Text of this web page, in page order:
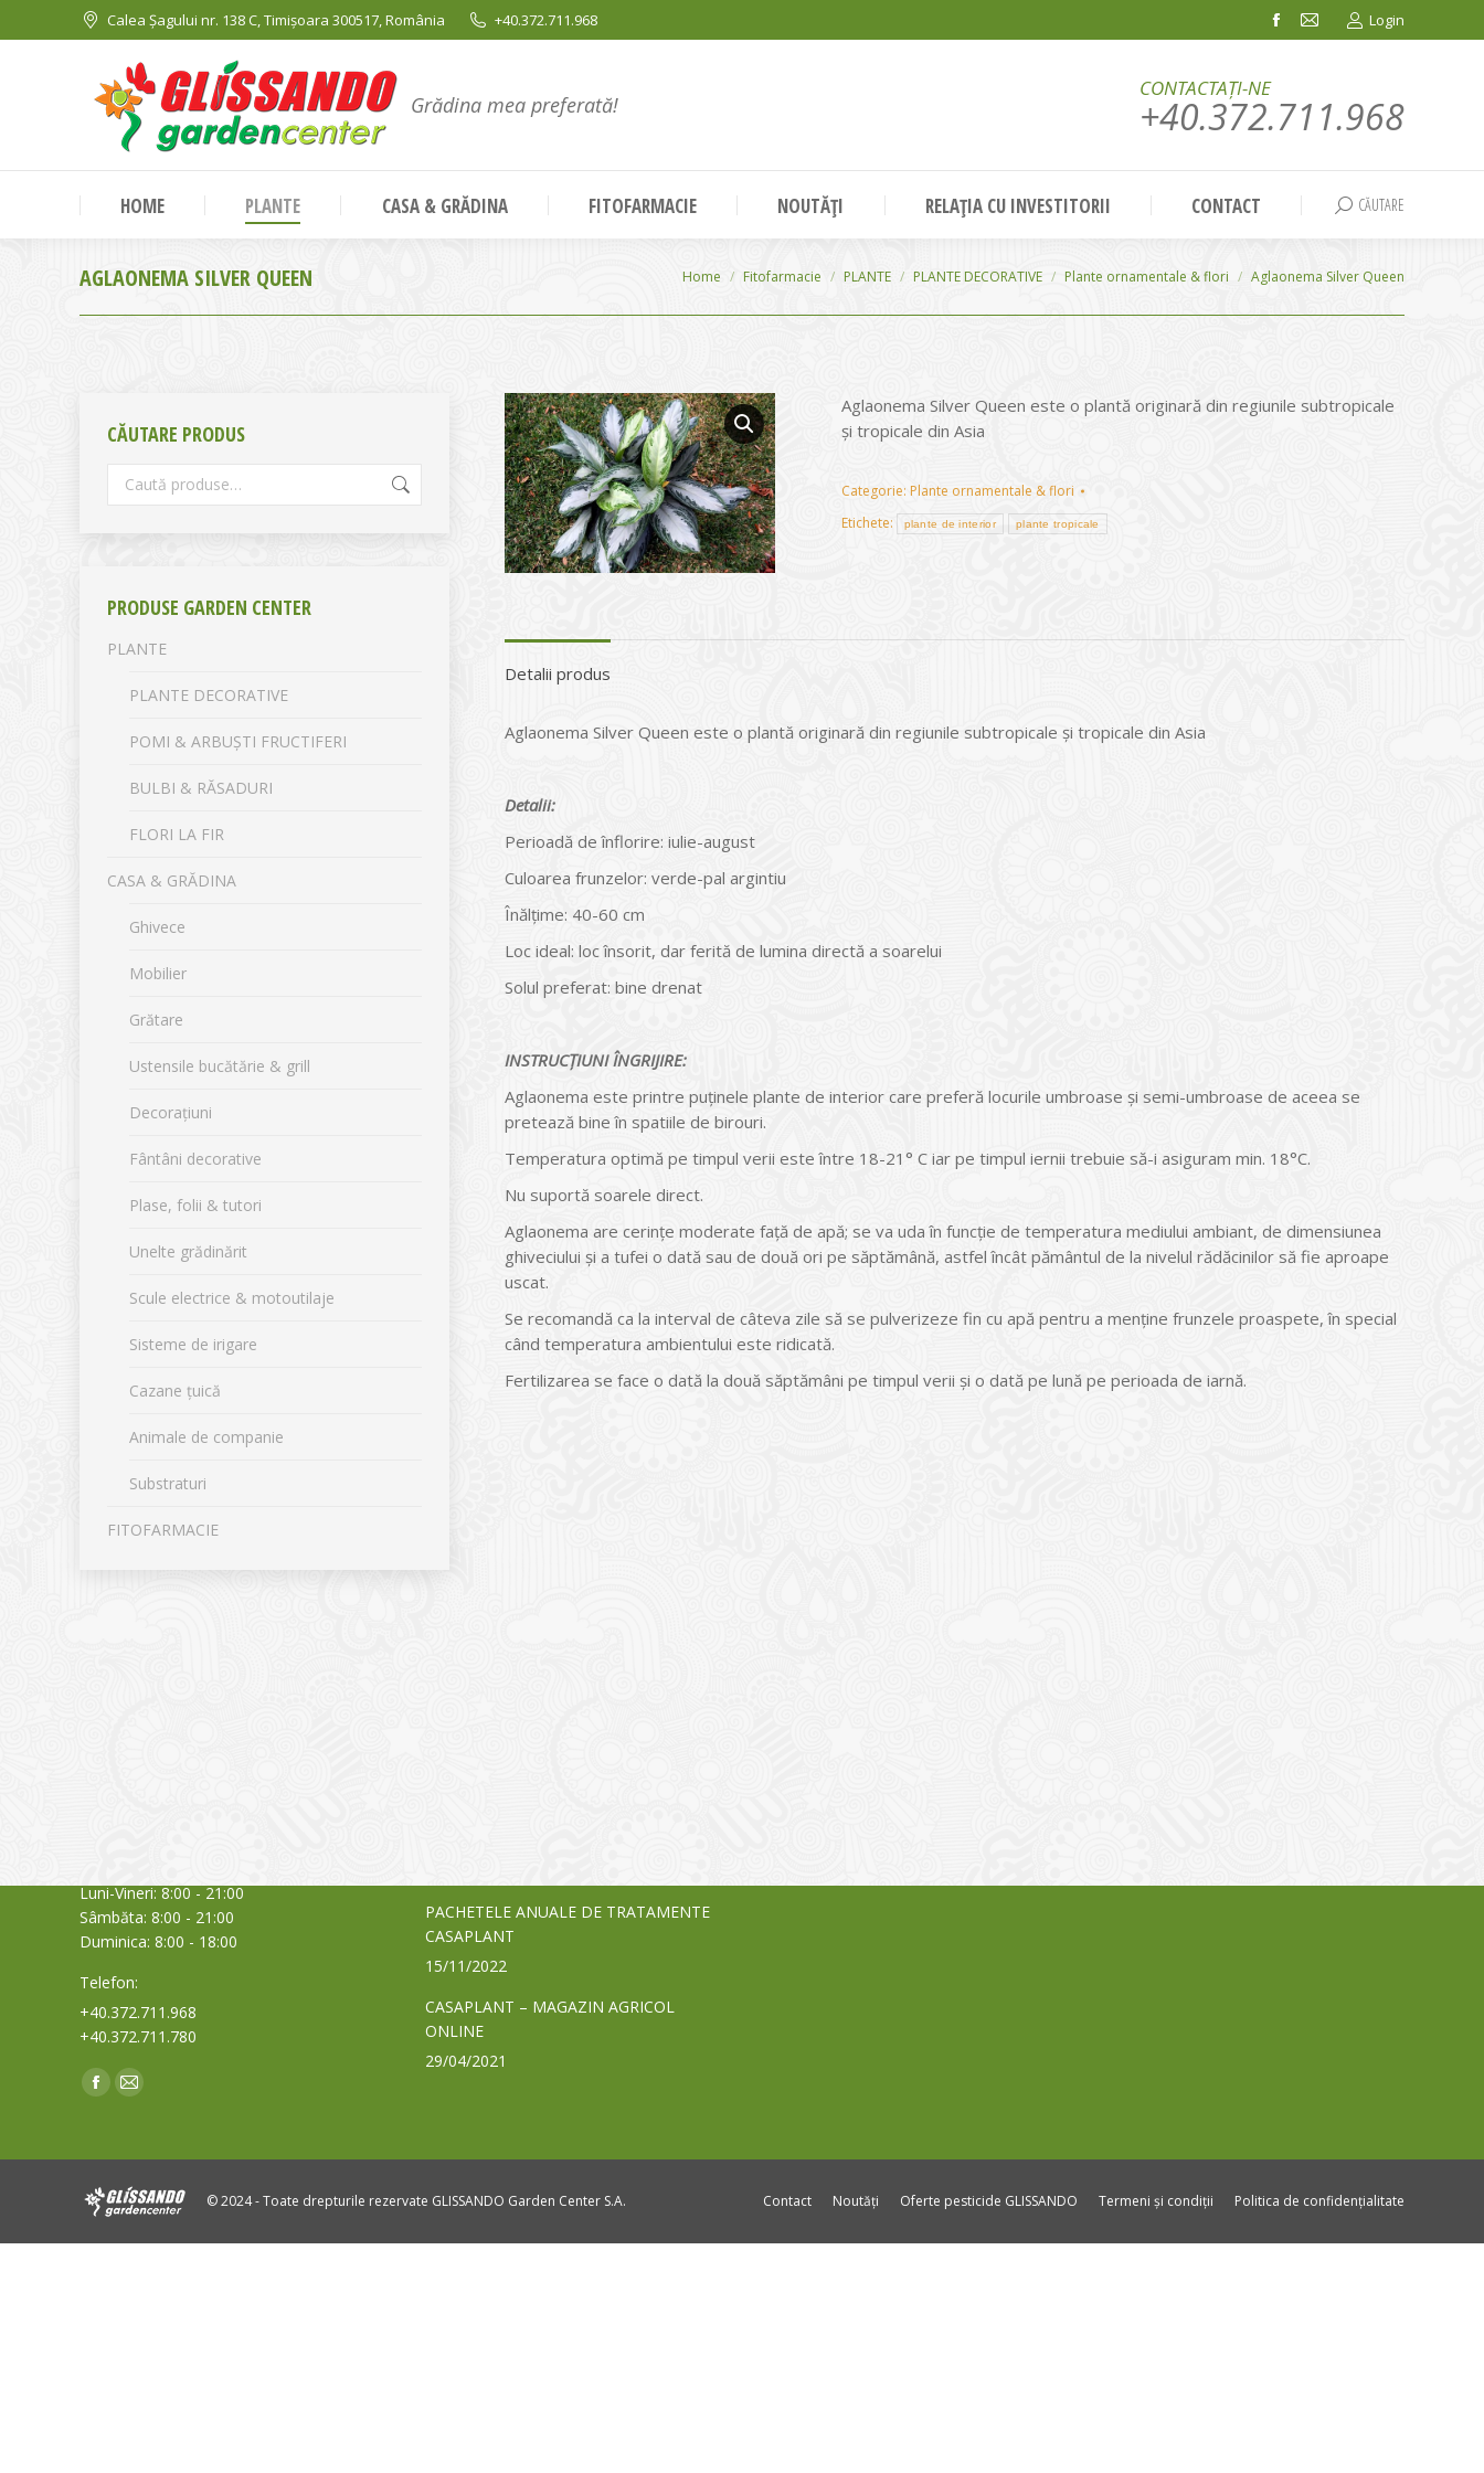
Calea Șagului nr. 138 C, Timișoara 300517, România +40.372.711.968
Facebook
in
window
Mail
in
window
Login
Grădina mea preferată!
CONTACTAȚI-NE
+40.372.711.968
HOME PLANTE CASA & GRĂDINA FITOFARMACIE NOUTĂȚI RELAȚIA CU INVESTITORII CONTACT Search:
CĂUTARE
AGLAONEMA SILVER QUEEN You are here:
Home Fitofarmacie PLANTE PLANTE DECORATIVE Plante ornamentale & flori Aglaonema Silver Queen
Aglaonema Silver Queen este o plantă originară din regiunile subtropicale
şi tropicale din Asia
Categorie: Plante ornamentale & flori
Etichete:
plante de interior plante tropicale
Detalii produs
Aglaonema Silver Queen este o plantă originară din regiunile subtropicale şi tropicale din Asia
Detalii:
Perioadă de înflorire: iulie-august
Culoarea frunzelor: verde-pal argintiu
Înălțime: 40-60 cm
Loc ideal: loc însorit, dar ferită de lumina directă a soarelui
Solul preferat: bine drenat
INSTRUCŢIUNI ÎNGRIJIRE:
Aglaonema este printre puţinele plante de interior care preferă locurile umbroase şi semi-umbroase de aceea se
pretează bine în spatiile de birouri.
Temperatura optimă pe timpul verii este între 18-21° C iar pe timpul iernii trebuie să-i asiguram min. 18°C.
Nu suportă soarele direct.
Aglaonema are cerinţe moderate faţă de apă; se va uda în funcţie de temperatura mediului ambiant, de dimensiunea
ghiveciului şi a tufei o dată sau de două ori pe săptămână, astfel încât pământul de la nivelul rădăcinilor să fie aproape
uscat.
Se recomandă ca la interval de câteva zile să se pulverizeze fin cu apă pentru a menţine frunzele proaspete, în special
când temperatura ambientului este ridicată.
Fertilizarea se face o dată la două săptămâni pe timpul verii şi o dată pe lună pe perioada de iarnă.
CĂUTARE PRODUS
PRODUSE GARDEN CENTER
PLANTE
PLANTE DECORATIVE
POMI & ARBUȘTI FRUCTIFERI
BULBI & RĂSADURI
FLORI LA FIR
CASA & GRĂDINA
Ghivece
Mobilier
Grătare
Ustensile bucătărie & grill
Decorațiuni
Fântâni decorative
Plase, folii & tutori
Unelte grădinărit
Scule electrice & motoutilaje
Sisteme de irigare
Cazane țuică
Animale de companie
Substraturi
FITOFARMACIE
Luni-Vineri: 8:00 - 21:00
Sâmbăta: 8:00 - 21:00
Duminica: 8:00 - 18:00
Telefon:
+40.372.711.968
+40.372.711.780
Find us on:
Facebook
new
Mail
new
PACHETELE ANUALE DE TRATAMENTE
CASAPLANT
15/11/2022
CASAPLANT – MAGAZIN AGRICOL
ONLINE
29/04/2021
© 2024 - Toate drepturile rezervate GLISSANDO Garden Center S.A. Contact Noutăți Oferte pesticide GLISSANDO Termeni și condiții Politica de confidențialitate